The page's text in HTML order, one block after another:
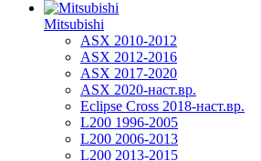
Mitsubishi
ASX 2010-2012
ASX 2012-2016
ASX 2017-2020
ASX 2020-наст.вр.
Eclipse Cross 2018-наст.вр.
L200 1996-2005
L200 2006-2013
L200 2013-2015